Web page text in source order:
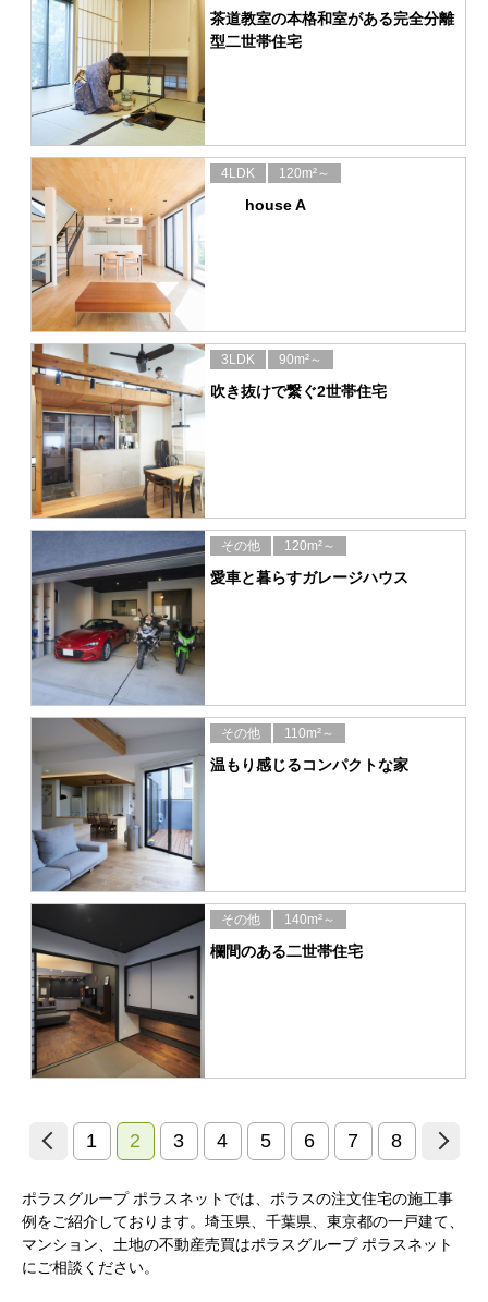
茶道教室の本格和室がある完全分離
型二世帯住宅
4LDK 120m²～
house A
3LDK 90m²～
吹き抜けで繋ぐ2世帯住宅
その他 120m²～
愛車と暮らすガレージハウス
その他 110m²～
温もり感じるコンパクトな家
その他 140m²～
欄間のある二世帯住宅
1 2 3 4 5 6 7 8
ポラスグループ ポラスネットでは、ポラスの注文住宅の施工事
例をご紹介しております。埼玉県、千葉県、東京都の一戸建て、
マンション、土地の不動産売買はポラスグループ ポラスネット
にご相談ください。